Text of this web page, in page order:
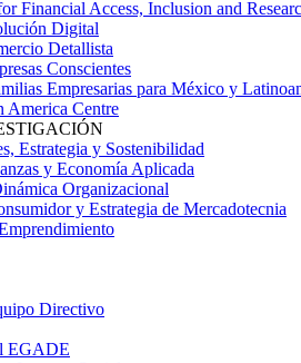
Financial Access, Inclusion and
Digital
Detallista
Conscientes
Empresarias para México y
America Centre
Estrategia y Sostenibilidad
y Economía Aplicada
Organizacional
y Estrategia de Mercadotecnia
Directivo
EGADE